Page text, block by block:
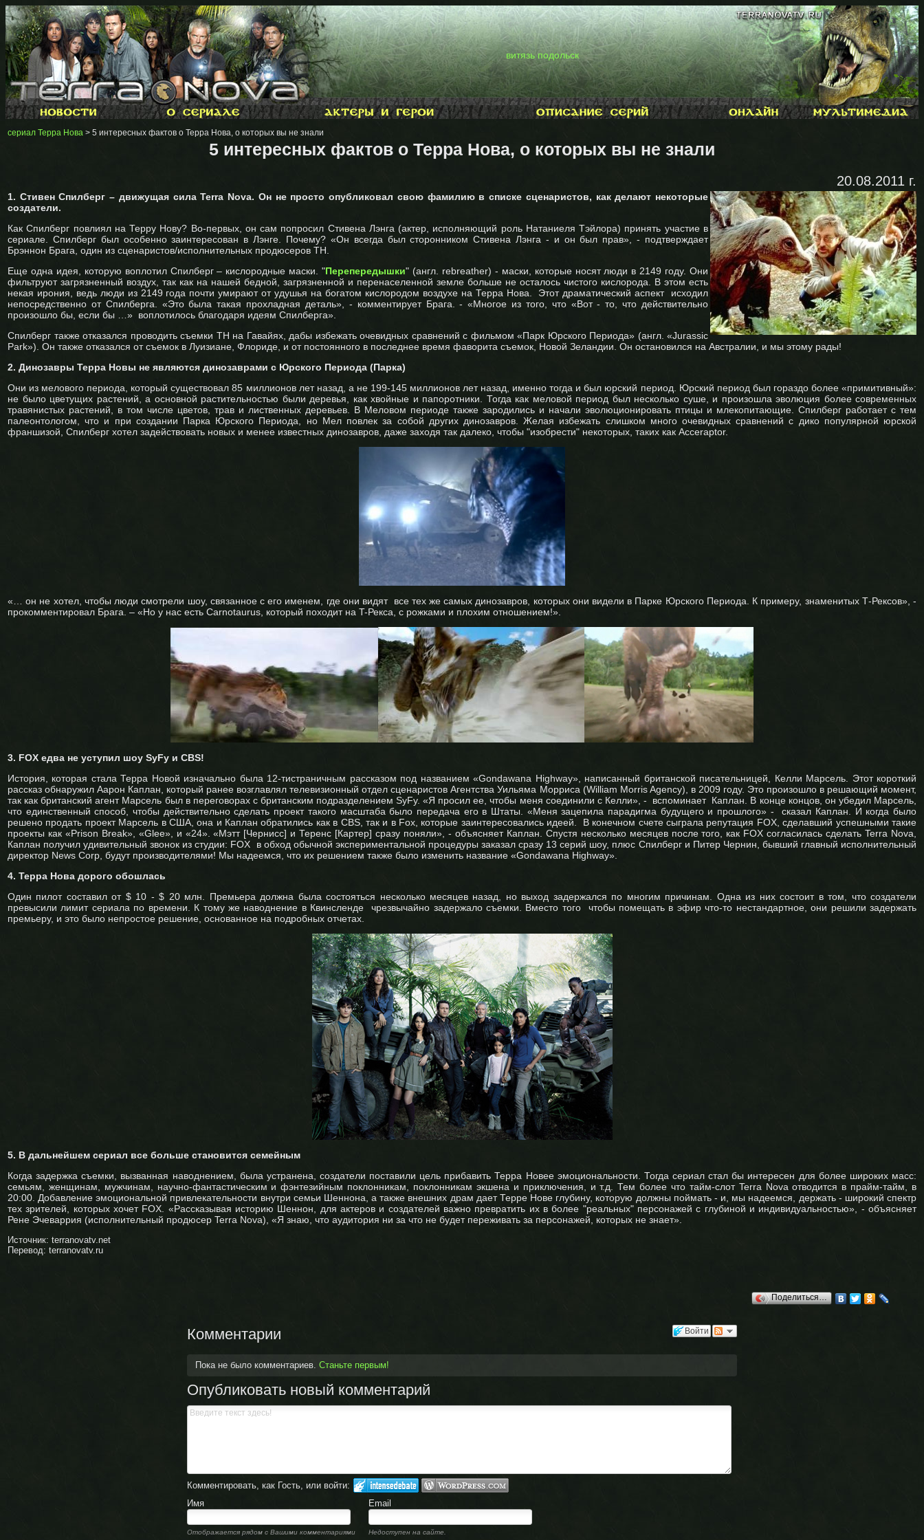
витязь подольск
сериал Терра Нова > 5 интересных фактов о Терра Нова, о которых вы не знали
5 интересных фактов о Терра Нова, о которых вы не знали
20.08.2011 г.
1. Стивен Спилберг – движущая сила Terra Nova. Он не просто опубликовал свою фамилию в списке сценаристов, как делают некоторые
создатели.
Как Спилберг повлиял на Терру Нову? Во-первых, он сам попросил Стивена Лэнга (актер, исполняющий роль Натаниеля Тэйлора) принять участие в
сериале. Спилберг был особенно заинтересован в Лэнге. Почему? «Он всегда был сторонником Стивена Лэнга - и он был прав», - подтверждает
Брэннон Брага, один из сценаристов/исполнительных продюсеров ТН.
Еще одна идея, которую воплотил Спилберг – кислородные маски. "Перепередышки" (англ. rebreather) - маски, которые носят люди в 2149 году. Они
фильтруют загрязненный воздух, так как на нашей бедной, загрязненной и перенаселенной земле больше не осталось чистого кислорода. В этом есть
некая ирония, ведь люди из 2149 года почти умирают от удушья на богатом кислородом воздухе на Терра Нова. Этот драматический аспект исходил
непосредственно от Спилберга. «Это была такая прохладная деталь», - комментирует Брага. - «Многое из того, что «Вот - то, что действительно
произошло бы, если бы …» воплотилось благодаря идеям Спилберга».
Спилберг также отказался проводить съемки ТН на Гавайях, дабы избежать очевидных сравнений с фильмом «Парк Юрского Периода» (англ. «Jurassic
Park»). Он также отказался от съемок в Луизиане, Флориде, и от постоянного в последнее время фаворита съемок, Новой Зеландии. Он остановился на Австралии, и мы этому рады!
2. Динозавры Терра Новы не являются динозаврами с Юрского Периода (Парка)
Они из мелового периода, который существовал 85 миллионов лет назад, а не 199-145 миллионов лет назад, именно тогда и был юрский период. Юрский период был гораздо более «примитивный»:
не было цветущих растений, а основной растительностью были деревья, как хвойные и папоротники. Тогда как меловой период был несколько суше, и произошла эволюция более современных
травянистых растений, в том числе цветов, трав и лиственных деревьев. В Меловом периоде также зародились и начали эволюционировать птицы и млекопитающие. Спилберг работает с тем
палеонтологом, что и при создании Парка Юрского Периода, но Мел повлек за собой других динозавров. Желая избежать слишком много очевидных сравнений с дико популярной юрской
франшизой, Спилберг хотел задействовать новых и менее известных динозавров, даже заходя так далеко, чтобы "изобрести" некоторых, таких как Acceraptor.
«… он не хотел, чтобы люди смотрели шоу, связанное с его именем, где они видят все тех же самых динозавров, которых они видели в Парке Юрского Периода. К примеру, знаменитых Т-Рексов», -
прокомментировал Брага. – «Но у нас есть Carnotaurus, который походит на T-Рекса, с рожками и плохим отношением!».
3. FOX едва не уступил шоу SyFy и CBS!
История, которая стала Терра Новой изначально была 12-тистраничным рассказом под названием «Gondawana Highway», написанный британской писательницей, Келли Марсель. Этот короткий
рассказ обнаружил Аарон Каплан, который ранее возглавлял телевизионный отдел сценаристов Агентства Уильяма Морриса (William Morris Agency), в 2009 году. Это произошло в решающий момент,
так как британский агент Марсель был в переговорах с британским подразделением SyFy. «Я просил ее, чтобы меня соединили с Келли», - вспоминает Каплан. В конце концов, он убедил Марсель,
что единственный способ, чтобы действительно сделать проект такого масштаба было передача его в Штаты. «Меня зацепила парадигма будущего и прошлого» - сказал Каплан. И когда было
решено продать проект Марсель в США, она и Каплан обратились как в CBS, так и в Fox, которые заинтересовались идеей. В конечном счете сыграла репутация FOX, сделавший успешными такие
проекты как «Prison Break», «Glee», и «24». «Мэтт [Чернисс] и Теренс [Картер] сразу поняли», - объясняет Каплан. Спустя несколько месяцев после того, как FOX согласилась сделать Terra Nova,
Каплан получил удивительный звонок из студии: FOX в обход обычной экспериментальной процедуры заказал сразу 13 серий шоу, плюс Спилберг и Питер Чернин, бывший главный исполнительный
директор News Corp, будут производителями! Мы надеемся, что их решением также было изменить название «Gondawana Highway».
4. Терра Нова дорого обошлась
Один пилот составил от $ 10 - $ 20 млн. Премьера должна была состояться несколько месяцев назад, но выход задержался по многим причинам. Одна из них состоит в том, что создатели
превысили лимит сериала по времени. К тому же наводнение в Квинсленде чрезвычайно задержало съемки. Вместо того чтобы помещать в эфир что-то нестандартное, они решили задержать
премьеру, и это было непростое решение, основанное на подробных отчетах.
5. В дальнейшем сериал все больше становится семейным
Когда задержка съемки, вызванная наводнением, была устранена, создатели поставили цель прибавить Терра Новее эмоциональности. Тогда сериал стал бы интересен для более широких масс:
семьям, женщинам, мужчинам, научно-фантастическим и фэнтезийным поклонникам, поклонникам экшена и приключения, и т.д. Тем более что тайм-слот Terra Nova отводится в прайм-тайм, в
20:00. Добавление эмоциональной привлекательности внутри семьи Шеннона, а также внешних драм дает Терре Нове глубину, которую должны поймать - и, мы надеемся, держать - широкий спектр
тех зрителей, которых хочет FOX. «Рассказывая историю Шеннон, для актеров и создателей важно превратить их в более "реальных" персонажей с глубиной и индивидуальностью», - объясняет
Рене Эчеваррия (исполнительный продюсер Terra Nova), «Я знаю, что аудитория ни за что не будет переживать за персонажей, которых не знает».
Источник: terranovatv.net
Перевод: terranovatv.ru
Поделиться…
Войти
Комментарии
Пока не было комментариев. Станьте первым!
Опубликовать новый комментарий
Комментировать, как Гость, или войти:
Имя
Email
Отображается рядом с Вашими комментариями Недоступен на сайте.